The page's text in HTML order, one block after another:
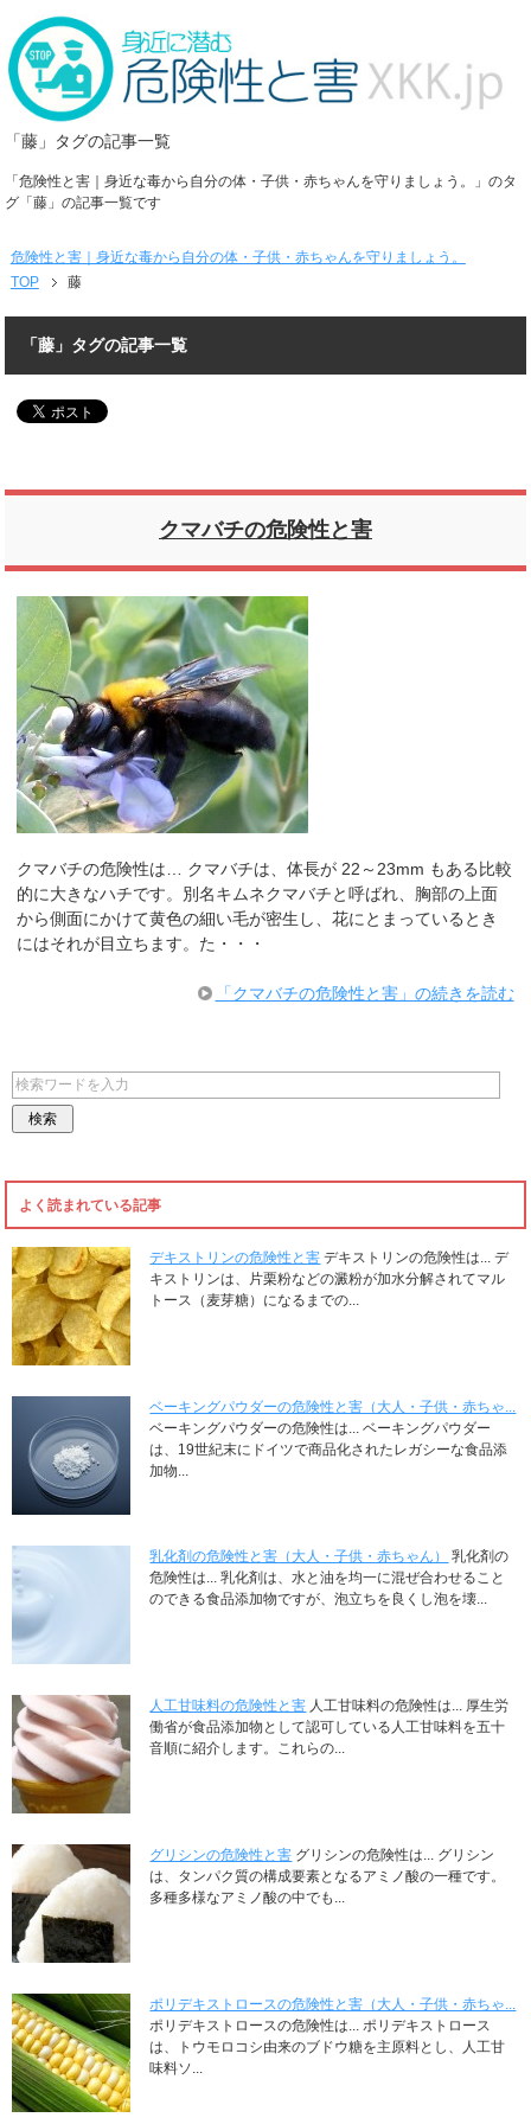
「藤」タグの記事一覧
「危険性と害｜身近な毒から自分の体・子供・赤ちゃんを守りましょう。」のタ
グ「藤」の記事一覧です
危険性と害｜身近な毒から自分の体・子供・赤ちゃんを守りましょう。
TOP
藤
「藤」タグの記事一覧
クマバチの危険性と害
クマバチの危険性は… クマバチは、体長が 22～23mm もある比較
的に大きなハチです。別名キムネクマバチと呼ばれ、胸部の上面
から側面にかけて黄色の細い毛が密生し、花にとまっているとき
にはそれが目立ちます。た・・・
「クマバチの危険性と害」の続きを読む
よく読まれている記事
デキストリンの危険性と害 デキストリンの危険性は... デ
キストリンは、片栗粉などの澱粉が加水分解されてマル
トース（麦芽糖）になるまでの...
ベーキングパウダーの危険性と害（大人・子供・赤ちゃ...
ベーキングパウダーの危険性は... ベーキングパウダー
は、19世紀末にドイツで商品化されたレガシーな食品添
加物...
乳化剤の危険性と害（大人・子供・赤ちゃん）
乳化剤の
危険性は... 乳化剤は、水と油を均一に混ぜ合わせること
のできる食品添加物ですが、泡立ちを良くし泡を壊...
人工甘味料の危険性と害 人工甘味料の危険性は... 厚生労
働省が食品添加物として認可している人工甘味料を五十
音順に紹介します。これらの...
グリシンの危険性と害 グリシンの危険性は... グリシン
は、タンパク質の構成要素となるアミノ酸の一種です。
多種多様なアミノ酸の中でも...
ポリデキストロースの危険性と害（大人・子供・赤ちゃ...
ポリデキストロースの危険性は... ポリデキストロース
は、トウモロコシ由来のブドウ糖を主原料とし、人工甘
味料ソ...